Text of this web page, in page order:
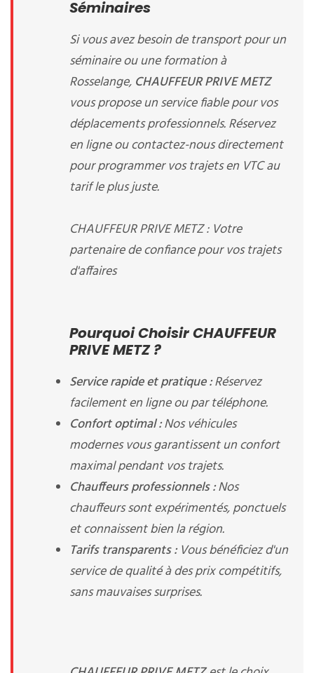
Séminaires
Si vous avez besoin de transport pour un
séminaire ou une formation à
Rosselange, CHAUFFEUR PRIVE METZ
vous propose un service fiable pour vos
déplacements professionnels. Réservez
en ligne ou contactez-nous directement
pour programmer vos trajets en VTC au
tarif le plus juste.
CHAUFFEUR PRIVE METZ : Votre
partenaire de confiance pour vos trajets
d'affaires
Pourquoi Choisir CHAUFFEUR
PRIVE METZ ?
Service rapide et pratique :Réservez
facilement en ligne ou par téléphone.
Confort optimal :Nos véhicules
modernes vous garantissent un confort
maximal pendant vos trajets.
Chauffeurs professionnels :Nos
chauffeurs sont expérimentés, ponctuels
et connaissent bien la région.
Tarifs transparents :Vous bénéficiez d'un
service de qualité à des prix compétitifs,
sans mauvaises surprises.